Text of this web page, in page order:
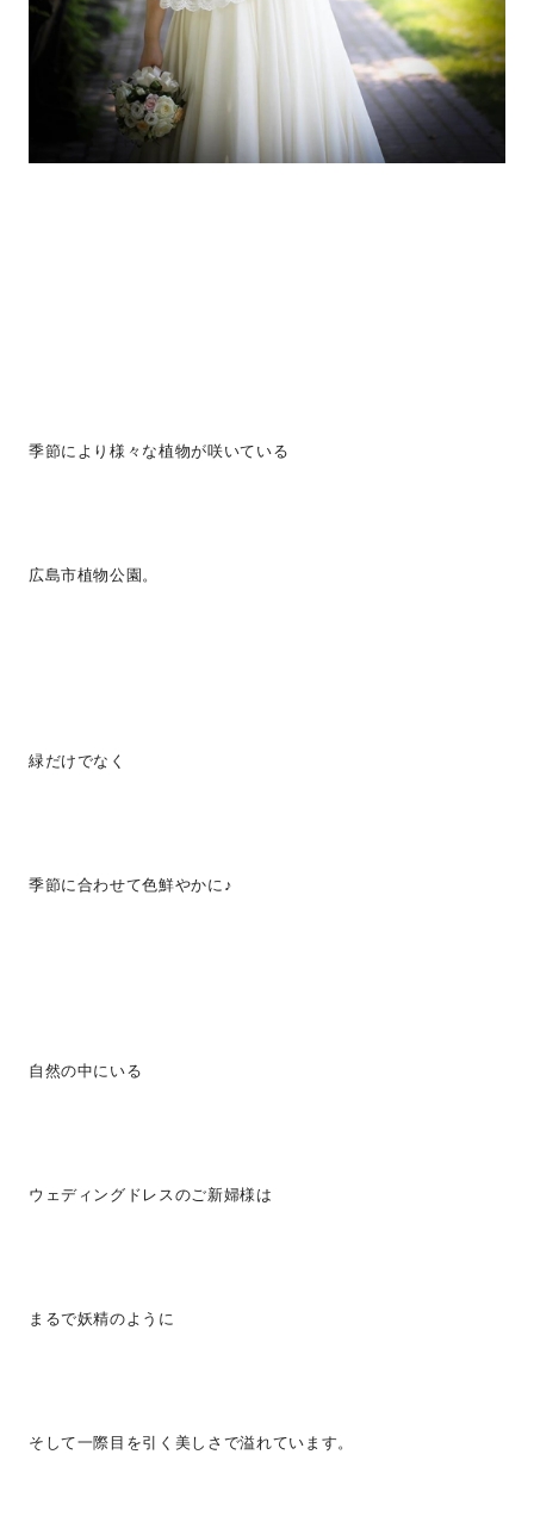
季節により様々な植物が咲いている
広島市植物公園。
緑だけでなく
季節に合わせて色鮮やかに♪
自然の中にいる
ウェディングドレスのご新婦様は
まるで妖精のように
そして一際目を引く美しさで溢れています。